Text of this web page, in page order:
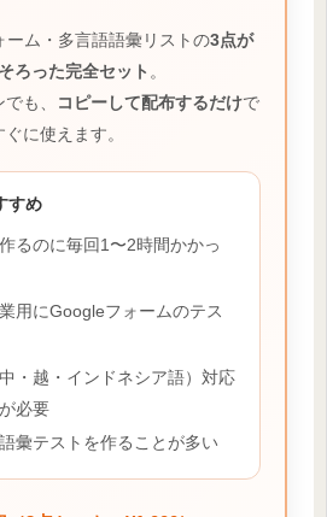
ム・多言語語彙リストの3点が
ろった完全セット 。
も、
コピーして配布するだけで
ぐに使えます。
すめ
るのに毎回1〜2時間かかっ
用にGoogleフォームのテス
・越・インドネシア語）対応
必要
彙テストを作ることが多い